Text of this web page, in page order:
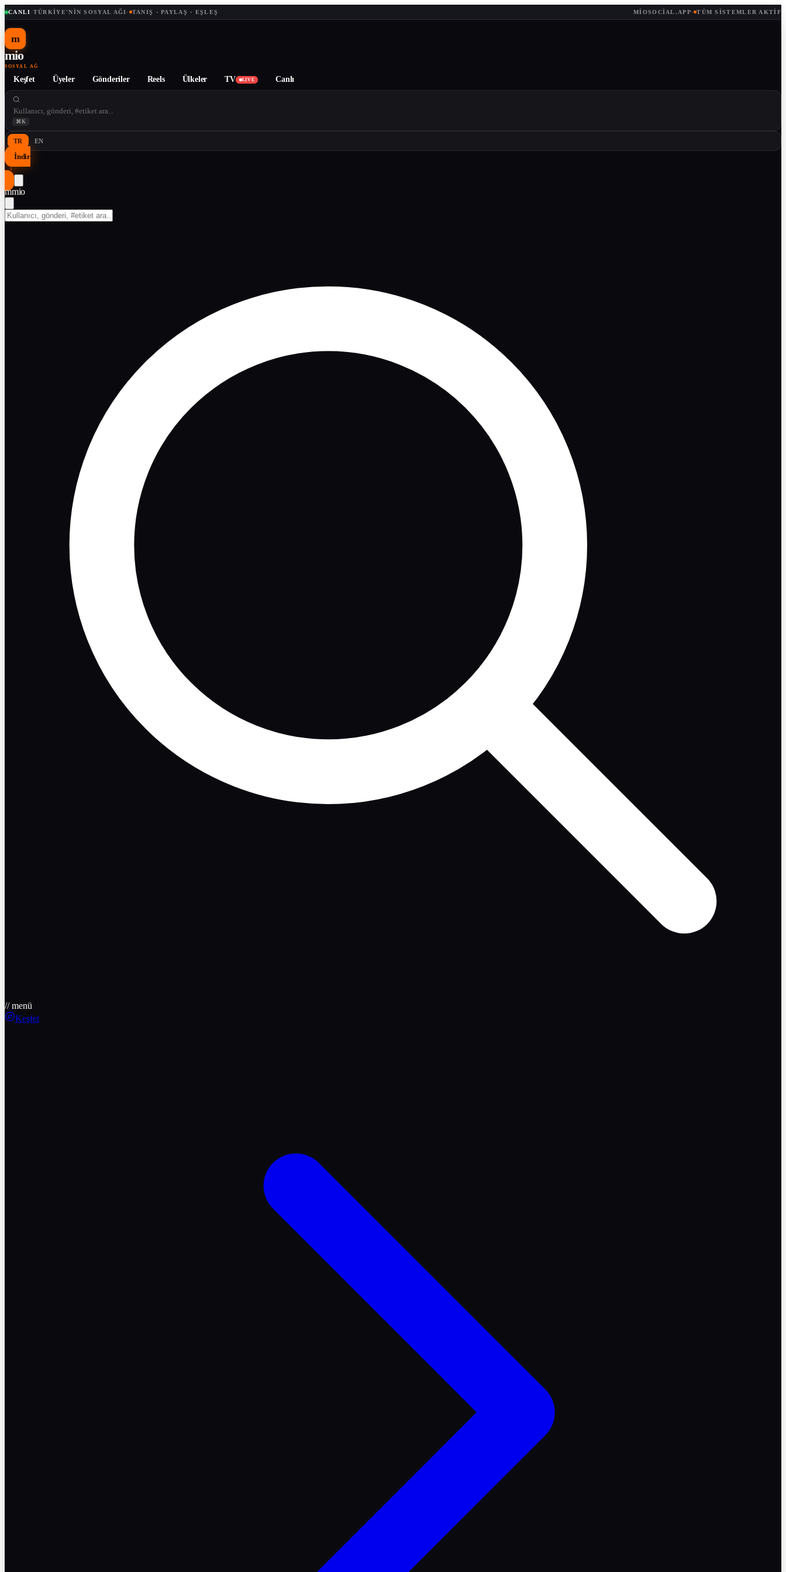
CANLI ·TÜRKIYE'NIN SOSYAL AĞI· TANIŞ · PAYLAŞ · EŞLEŞ MIOSOCIAL.APP· TÜM SISTEMLER AKTIF
m
mio
SOSYAL AĞ
Keşfet Üyeler Gönderiler Reels Ülkeler TV LIVE Canlı
⌘K
TR EN
İndir
↓
mmio
// menü
Keşfet